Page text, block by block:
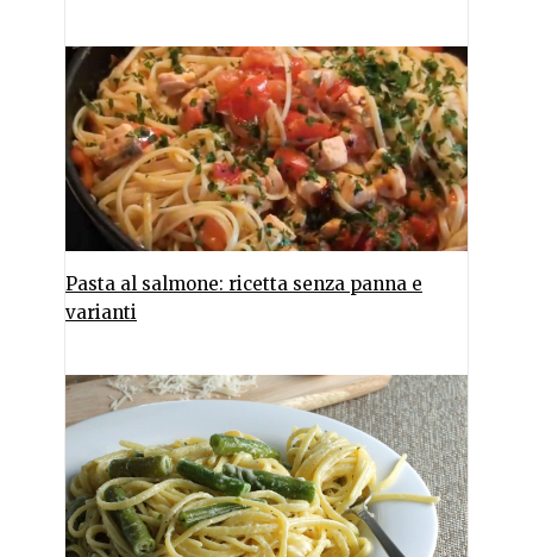
Pasta al salmone: ricetta senza panna e
varianti